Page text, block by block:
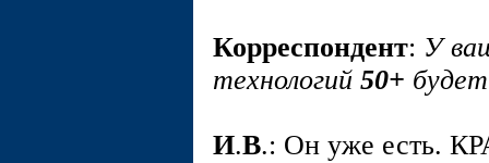
Корреспондент: У
технологий 50+
И.В.: Он уже есть.